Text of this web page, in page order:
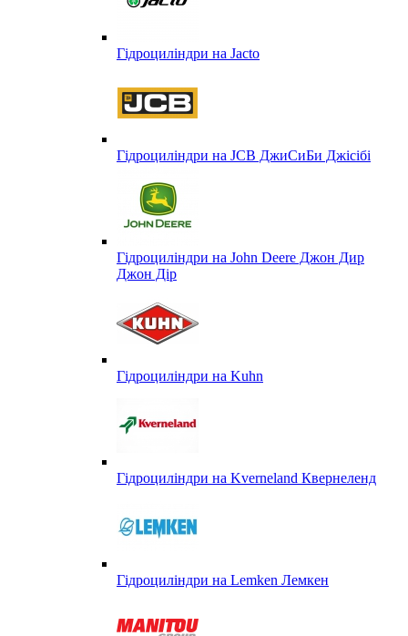
Гідроциліндри на Jacto
Гідроциліндри на JCB ДжиСиБи Джісібі
Гідроциліндри на John Deere Джон Дир
Джон Дір
Гідроциліндри на Kuhn
Гідроциліндри на Kverneland Квернеленд
Гідроциліндри на Lemken Лемкен